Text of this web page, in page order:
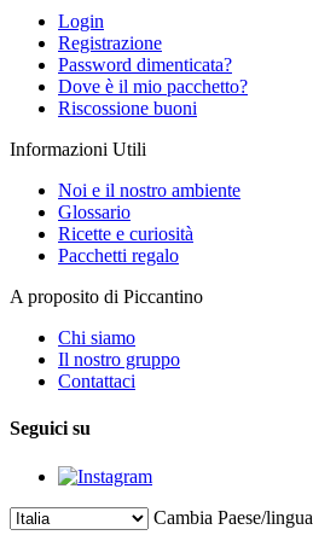
Login
Registrazione
Password dimenticata?
Dove è il mio pacchetto?
Riscossione buoni
Informazioni Utili
Noi e il nostro ambiente
Glossario
Ricette e curiosità
Pacchetti regalo
A proposito di Piccantino
Chi siamo
Il nostro gruppo
Contattaci
Seguici su
Cambia Paese/lingua